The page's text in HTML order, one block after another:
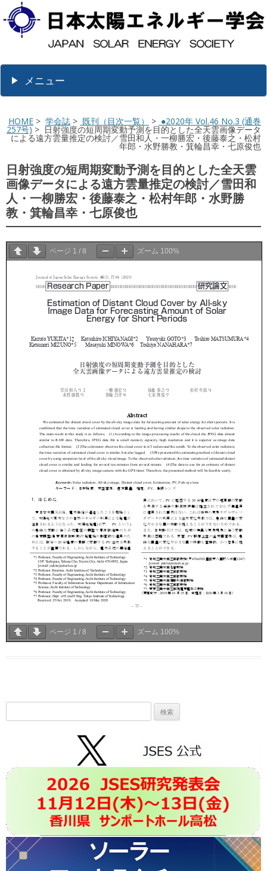
メニュー
HOME > 学会誌 > 既刊（目次一覧） > ●2020年 Vol.46 No.3 (通巻
257号) > 日射強度の短周期変動予測を目的とした全天雲画像データ
による遠方雲量推定の検討／雪田和人・一柳勝宏・後藤泰之・松村
年郎・水野勝教・箕輪昌幸・七原俊也
日射強度の短周期変動予測を目的とした全天雲
画像データによる遠方雲量推定の検討／雪田和
人・一柳勝宏・後藤泰之・松村年郎・水野勝
教・箕輪昌幸・七原俊也
ページ 1 / 8 ズーム 100%
ページ 1 / 8 ズーム 100%
索: